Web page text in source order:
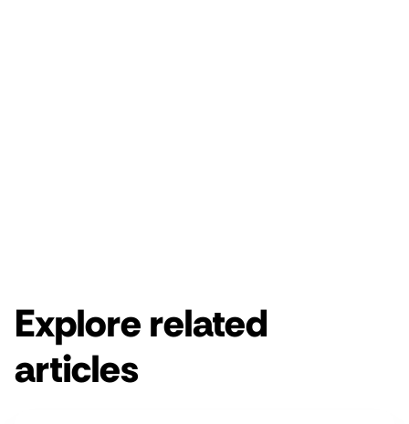
Explore related
articles